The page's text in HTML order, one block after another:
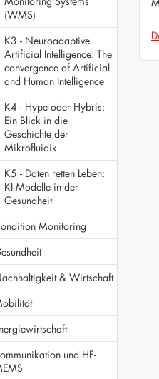
(WMS)
K3 - Neuroadaptive
Artificial Intelligence: The
convergence of Artificial
and Human Intelligence
K4 - Hype oder Hybris:
Ein Blick in die
Geschichte der
Mikrofluidik
K5 - Daten retten Leben:
KI Modelle in der
Gesundheit
Monitoring
& Wirtschaft
und HF-